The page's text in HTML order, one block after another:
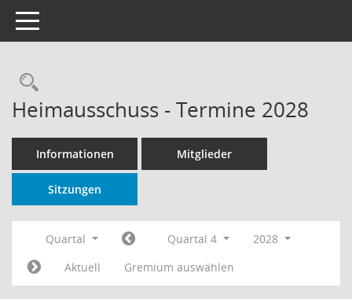
Toggle navigation
Rechercheauswahl
Heimausschuss - Termine 2028
Informationen Mitglieder
Sitzungen
Quartal Quartal 4
2028
Aktuell
Gremium auswählen